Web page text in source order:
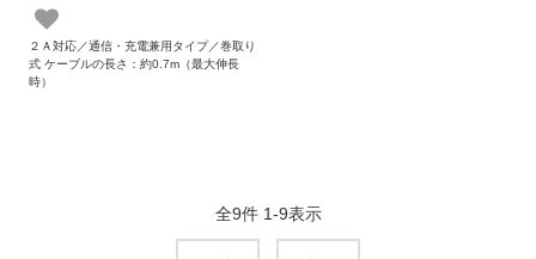
２Ａ対応／通信・充電兼用タイプ／巻取り
式 ケーブルの長さ：約0.7m（最大伸長
時）
全9件 1-9表示